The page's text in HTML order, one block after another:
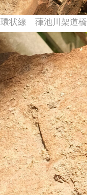
環状線 葎池川架道橋